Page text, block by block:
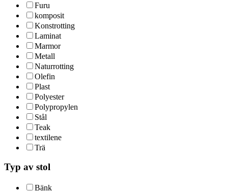
Furu
komposit
Konstrotting
Laminat
Marmor
Metall
Naturrotting
Olefin
Plast
Polyester
Polypropylen
Stål
Teak
textilene
Trä
Typ av stol
Bänk